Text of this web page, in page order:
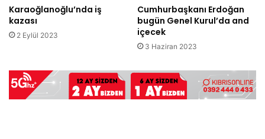
Karaoğlanoğlu’nda iş
kazası
2 Eylül 2023
Cumhurbaşkanı Erdoğan
bugün Genel Kurul’da and
içecek
3 Haziran 2023